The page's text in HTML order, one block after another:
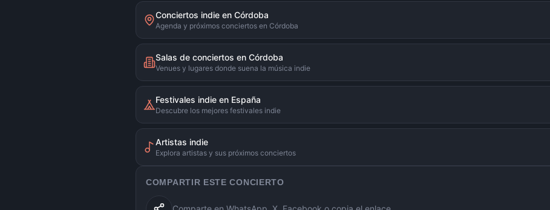
Conciertos indie en Córdoba
Agenda y próximos conciertos en Córdoba
Salas de conciertos en Córdoba
Venues y lugares donde suena la música indie
Festivales indie en España
Descubre los mejores festivales indie
Artistas indie
Explora artistas y sus próximos conciertos
COMPARTIR ESTE CONCIERTO